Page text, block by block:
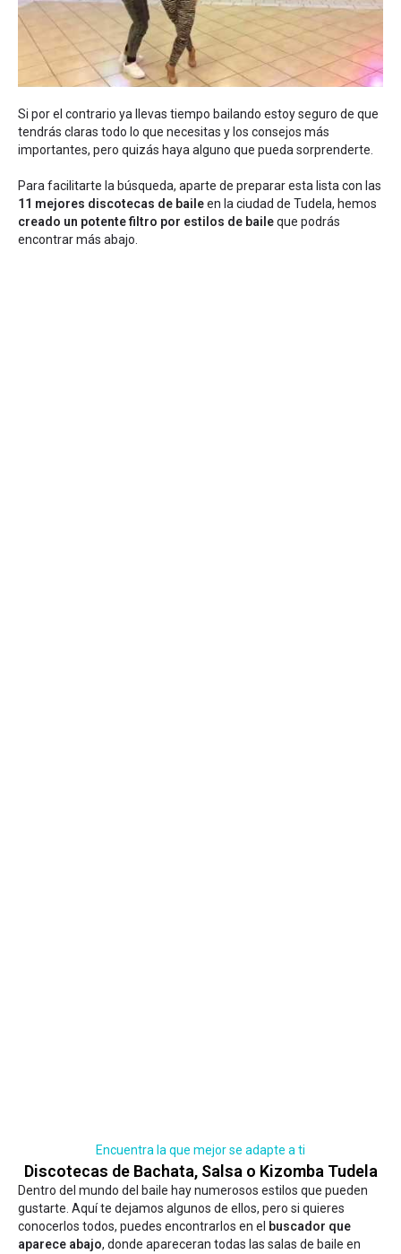
Si por el contrario ya llevas tiempo bailando estoy seguro de que
tendrás claras todo lo que necesitas y los consejos más
importantes, pero quizás haya alguno que pueda sorprenderte.
Para facilitarte la búsqueda, aparte de preparar esta lista con las
11 mejores discotecas de baileen la ciudad de Tudela, hemos
creado un potente filtro por estilos de baileque podrás
encontrar más abajo.
Encuentra la que mejor se adapte a ti
Discotecas de Bachata, Salsa o Kizomba Tudela
Dentro del mundo del baile hay numerosos estilos que pueden
gustarte. Aquí te dejamos algunos de ellos, pero si quieres
conocerlos todos, puedes encontrarlos en el buscador que
aparece abajo, donde apareceran todas las salas de baile en